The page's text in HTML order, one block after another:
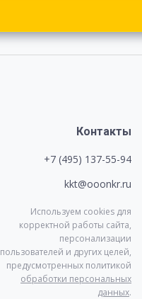
Контакты
+7 (495) 137-55-94
kkt@ooonkr.ru
Используем cookies для
корректной работы сайта,
персонализации
пользователей и других целей,
предусмотренных политикой
обработки персональных
данных.